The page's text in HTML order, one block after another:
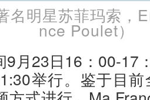
名明星苏菲玛索
nce Poulet）
9月23日16：00-17
举行。鉴于目